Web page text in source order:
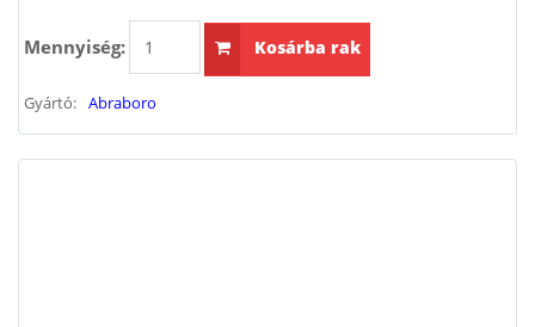
Mennyiség: Kosárba rak
Gyártó: Abraboro